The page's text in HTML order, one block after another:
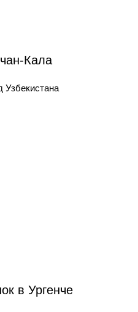
Кала
Узбекистана
в Ургенче